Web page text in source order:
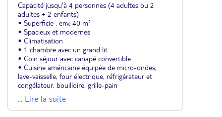
Capacité jusqu'à 4 personnes (4 adultes ou 2
adultes + 2 enfants)
• Superficie : env. 40 m²
• Spacieux et modernes
• Climatisation
• 1 chambre avec un grand lit
• Coin séjour avec canapé convertible
• Cuisine américaine équipée de micro-ondes,
lave-vaisselle, four électrique, réfrigérateur et
congélateur, bouilloire, grille-pain
• Salle de douche avec sèche-cheveux
• Télévision à écran plat
• Coffre-fort
... Lire la suite